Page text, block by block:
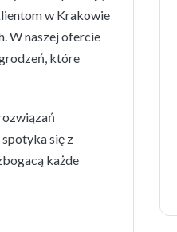
w Krakowie
W naszej ofercie
które
się z
każde